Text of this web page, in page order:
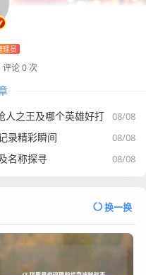
理员
评论 0 次
08/08
人之王及哪个英雄好打
08/08
录精彩瞬间
08/08
名称探寻
换一换